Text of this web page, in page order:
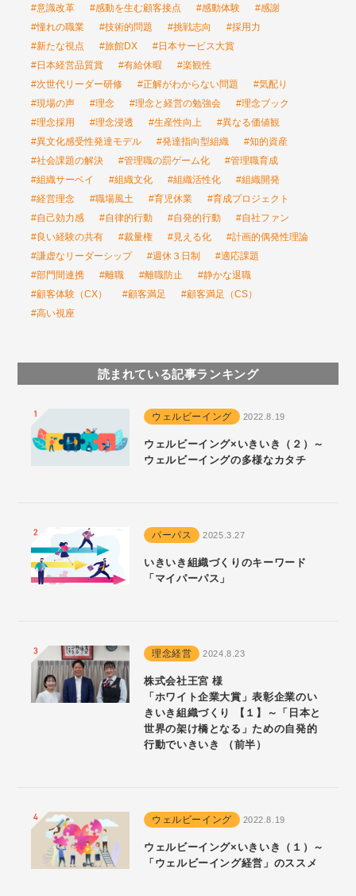
#意識改革 #感動を生む顧客接点 #感動体験
#感謝
#憧れの職業
#技術的問題 #挑戦志向
#採用力
#新たな視点
#旅館DX
#日本サービス大賞
#日本経営品質賞
#有給休暇
#楽観性
#次世代リーダー研修
#正解がわからない問題
#気配り
#現場の声
#理念 #理念と経営の勉強会
#理念ブック
#理念採用
#理念浸透 #生産性向上
#異なる価値観
#異文化感受性発達モデル
#発達指向型組織
#知的資産
#社会課題の解決
#管理職の罰ゲーム化
#管理職育成
#組織サーベイ
#組織文化 #組織活性化
#組織開発
#経営理念
#職場風土 #育児休業
#育成プロジェクト
#自己効力感
#自律的行動 #自発的行動
#自社ファン
#良い経験の共有
#裁量権 #見える化
#計画的偶発性理論
#謙虚なリーダーシップ
#週休３日制
#適応課題
#部門間連携
#離職 #離職防止
#静かな退職
#顧客体験（CX）
#顧客満足
#顧客満足（CS）
#高い視座
読まれている記事ランキング
ウェルビーイング 2022.8.19
ウェルビーイング×いきいき（２）～
ウェルビーイングの多様なカタチ
パーパス 2025.3.27
いきいき組織づくりのキーワード
「マイパーパス」
理念経営 2024.8.23
株式会社王宮 様
「ホワイト企業大賞」表彰企業のい
きいき組織づくり 【１】～「日本と
世界の架け橋となる」ための自発的
行動でいきいき （前半）
ウェルビーイング 2022.8.19
ウェルビーイング×いきいき（１）～
「ウェルビーイング経営」のススメ